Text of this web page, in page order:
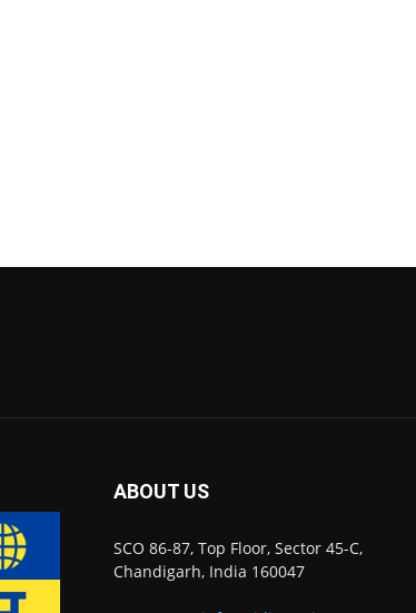
ABOUT US
SCO 86-87, Top Floor, Sector 45-C,
Chandigarh, India 160047